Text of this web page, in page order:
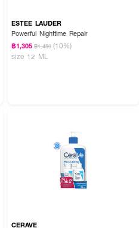
ESTEE LAUDER
Powerful Nighttime Repair
฿1,305 ฿1,450 (10%)
size 12 ML
CERAVE